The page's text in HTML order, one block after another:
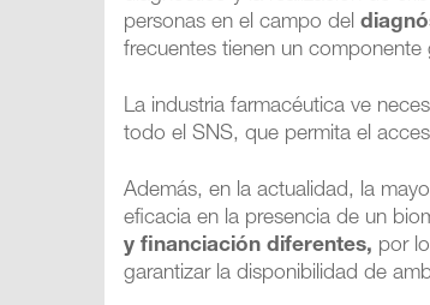
personas en el campo del
frecuentes tienen un componente
La industria farmacéutica ve
todo el SNS, que permita el
Además, en la actualidad, la
eficacia en la presencia de un
y financiación diferentes, por
garantizar la disponibilidad de